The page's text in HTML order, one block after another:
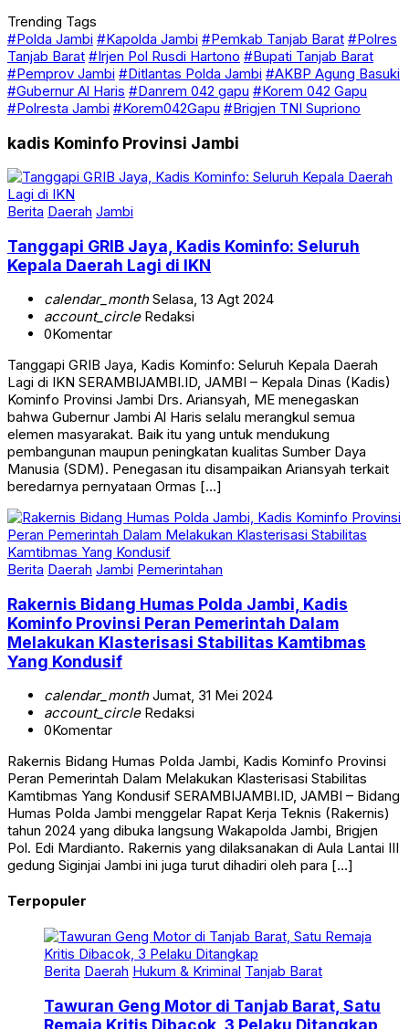
Trending Tags
#Polda Jambi #Kapolda Jambi #Pemkab Tanjab Barat #Polres
Tanjab Barat #Irjen Pol Rusdi Hartono #Bupati Tanjab Barat
#Pemprov Jambi #Ditlantas Polda Jambi #AKBP Agung Basuki
#Gubernur Al Haris #Danrem 042 gapu #Korem 042 Gapu
#Polresta Jambi #Korem042Gapu #Brigjen TNI Supriono
kadis Kominfo Provinsi Jambi
Berita Daerah Jambi
Tanggapi GRIB Jaya, Kadis Kominfo: Seluruh
Kepala Daerah Lagi di IKN
calendar_monthSelasa, 13 Agt 2024
account_circleRedaksi
0Komentar
Tanggapi GRIB Jaya, Kadis Kominfo: Seluruh Kepala Daerah
Lagi di IKN SERAMBIJAMBI.ID, JAMBI – Kepala Dinas (Kadis)
Kominfo Provinsi Jambi Drs. Ariansyah, ME menegaskan
bahwa Gubernur Jambi Al Haris selalu merangkul semua
elemen masyarakat. Baik itu yang untuk mendukung
pembangunan maupun peningkatan kualitas Sumber Daya
Manusia (SDM). Penegasan itu disampaikan Ariansyah terkait
beredarnya pernyataan Ormas […]
Berita Daerah Jambi Pemerintahan
Rakernis Bidang Humas Polda Jambi, Kadis
Kominfo Provinsi Peran Pemerintah Dalam
Melakukan Klasterisasi Stabilitas Kamtibmas
Yang Kondusif
calendar_monthJumat, 31 Mei 2024
account_circleRedaksi
0Komentar
Rakernis Bidang Humas Polda Jambi, Kadis Kominfo Provinsi
Peran Pemerintah Dalam Melakukan Klasterisasi Stabilitas
Kamtibmas Yang Kondusif SERAMBIJAMBI.ID, JAMBI – Bidang
Humas Polda Jambi menggelar Rapat Kerja Teknis (Rakernis)
tahun 2024 yang dibuka langsung Wakapolda Jambi, Brigjen
Pol. Edi Mardianto. Rakernis yang dilaksanakan di Aula Lantai III
gedung Siginjai Jambi ini juga turut dihadiri oleh para […]
Terpopuler
Berita Daerah Hukum & Kriminal Tanjab Barat
Tawuran Geng Motor di Tanjab Barat, Satu
Remaja Kritis Dibacok, 3 Pelaku Ditangkap